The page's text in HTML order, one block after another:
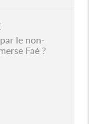
le non-
Faé ?